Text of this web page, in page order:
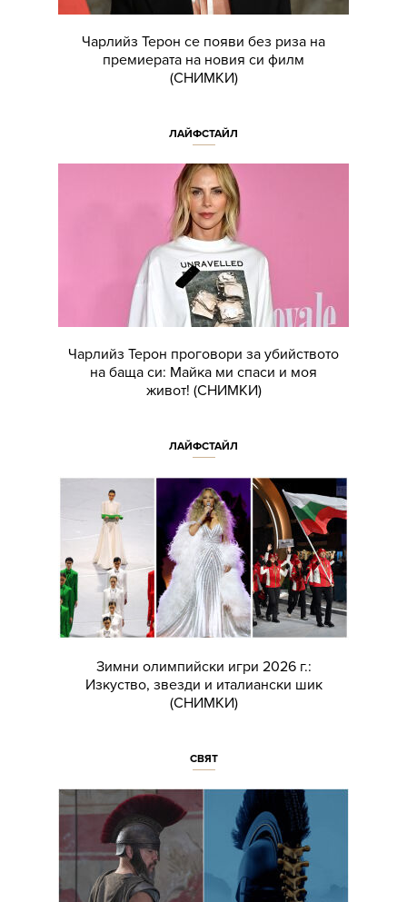
Чарлийз Терон се появи без риза на
премиерата на новия си филм
(СНИМКИ)
ЛАЙФСТАЙЛ
Чарлийз Терон проговори за убийството
на баща си: Майка ми спаси и моя
живот! (СНИМКИ)
ЛАЙФСТАЙЛ
Зимни олимпийски игри 2026 г.:
Изкуство, звезди и италиански шик
(СНИМКИ)
СВЯТ